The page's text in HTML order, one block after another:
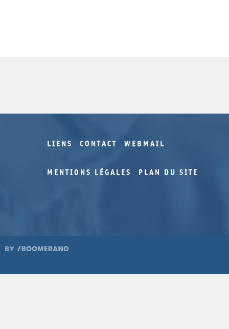
LIENS CONTACT WEBMAIL
MENTIONS LÉGALES PLAN DU SITE